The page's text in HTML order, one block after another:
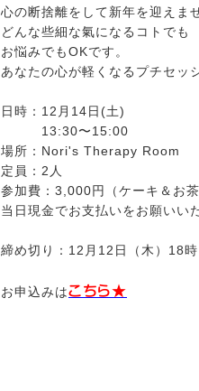
心の断捨離をして新年を迎えま
どんな些細な氣になるコトでも
お悩みでもOKです。
あなたの心が軽くなるプチセッ
日時：12月14日(土)
13:30〜15:00
場所：Nori's Therapy Room
定員：2人
参加費：3,000円（ケーキ＆お茶
当日現金でお支払いをお願いい
締め切り：12月12日（木）18時
お申込みはこちら★